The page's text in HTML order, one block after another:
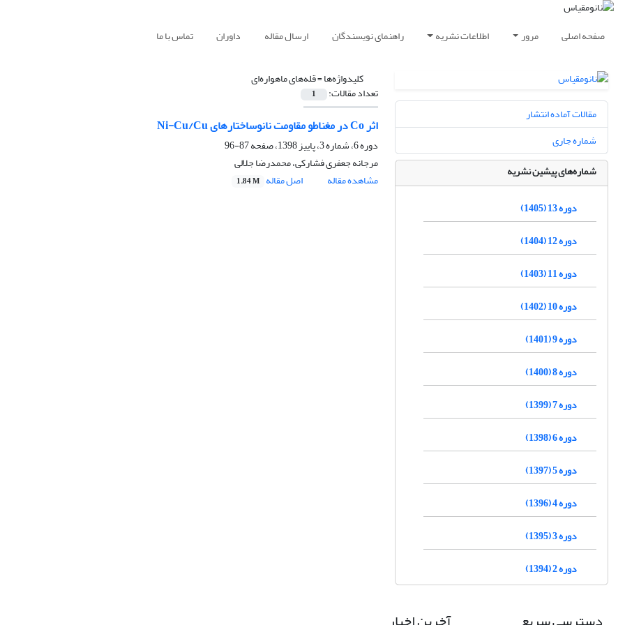
صفحه اصلی مرور اطلاعات نشریه راهنمای نویسندگان ارسال مقاله داوران تماس با ما
کلیدواژه‌ها =قله‌های ماهواره‌ای
تعداد مقالات: 1
اثر Co در مغناطو مقاومت نانوساختارهای Ni-Cu/Cu
دوره 6، شماره 3، پاییز 1398، صفحه
87-96
مرجانه جعفری فشارکی، محمدرضا جلالی
مشاهده مقاله
اصل مقاله 1.84 M
مقالات آماده انتشار
شماره جاری
شماره‌های پیشین نشریه
دوره 13 (1405)
دوره 12 (1404)
دوره 11 (1403)
دوره 10 (1402)
دوره 9 (1401)
دوره 8 (1400)
دوره 7 (1399)
دوره 6 (1398)
دوره 5 (1397)
دوره 4 (1396)
دوره 3 (1395)
دوره 2 (1394)